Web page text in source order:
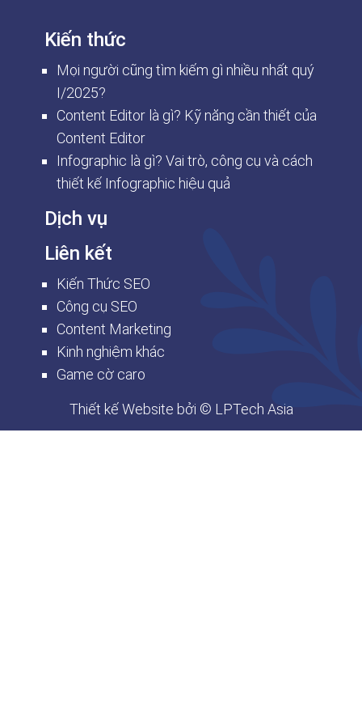
Kiến thức
Mọi người cũng tìm kiếm gì nhiều nhất quý
I/2025?
Content Editor là gì? Kỹ năng cần thiết của
Content Editor
Infographic là gì? Vai trò, công cụ và cách
thiết kế Infographic hiệu quả
Dịch vụ
Liên kết
Kiến Thức SEO
Công cụ SEO
Content Marketing
Kinh nghiệm khác
Game cờ caro
Thiết kế Website bởi © LPTech Asia